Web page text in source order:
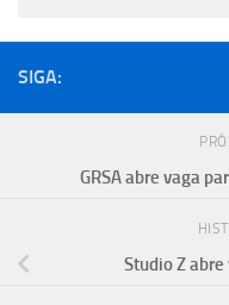
SIGA:
GRSA abre vaga
Studio Z